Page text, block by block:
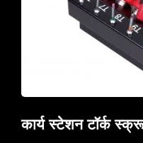
कार्य स्टेशन टॉर्क